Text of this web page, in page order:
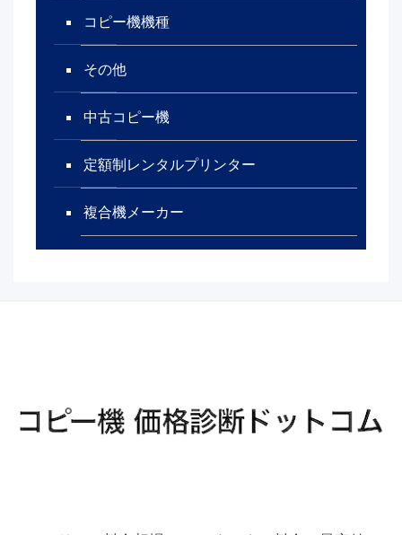
コピー機機種
その他
中古コピー機
定額制レンタルプリンター
複合機メーカー